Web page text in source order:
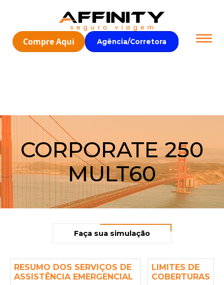
Compre Aqui Agência/Corretora
CORPORATE 250
MULT60
Faça sua simulação
RESUMO DOS SERVIÇOS DE
ASSISTÊNCIA EMERGENCIAL
LIMITES DE
COBERTURAS